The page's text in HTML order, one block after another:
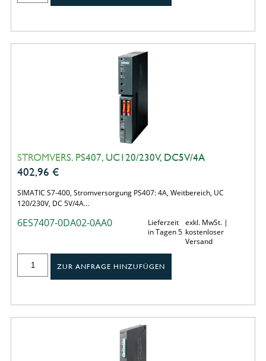
STROMVERS. PS407, UC120/230V, DC5V/4A
402,96 €
SIMATIC S7-400, Stromversorgung PS407: 4A, Weitbereich, UC
120/230V, DC 5V/4A…
6ES7407-0DA02-0AA0
Lieferzeit
in Tagen 5
exkl. MwSt. |
kostenloser
Versand
ZUR ANFRAGE HINZUFÜGEN